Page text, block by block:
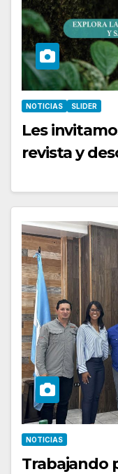
NOTICIAS SLIDER
Les
revista y
NOTICIAS
Trabajando